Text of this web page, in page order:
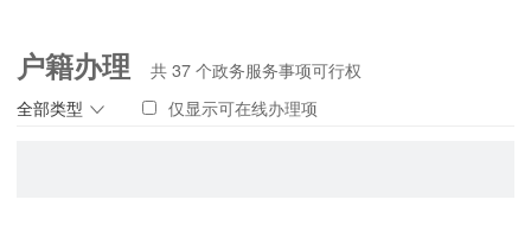
户籍办理
全部类型
共37 个政务服务事项可行权
仅显示可在线办理项